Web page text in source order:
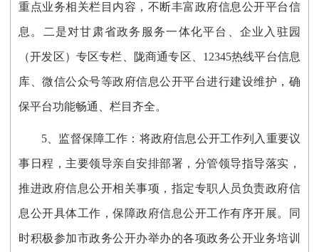
重点业务相关栏目内容，不断丰富政府信息公开平台信
息。 二是对甘肃省政务服务一体化平台、企业入驻园
（开发区）专区专栏、陇商通专区、 12345热线平台信息
库、微信公众号等政府信息公开平台进行建设维护，确
保平台功能畅通、栏目齐全。
5、监督保障工作： 将政府信息公开工作列入重要议
事日程，主要领导亲自安排部署，分管领导指导落实，
推进政府信息公开相关事项，指定专职人员负责政府信
息公开具体工作，保障政府信息公开工作有序开展。同
时积极参加市政务公开办举办的各项政务公开业务培训